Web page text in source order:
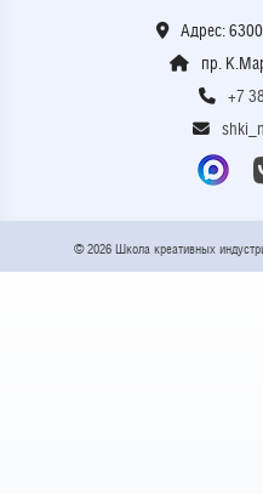
Адрес:
пр.
+7
© 2026 Школа креативных